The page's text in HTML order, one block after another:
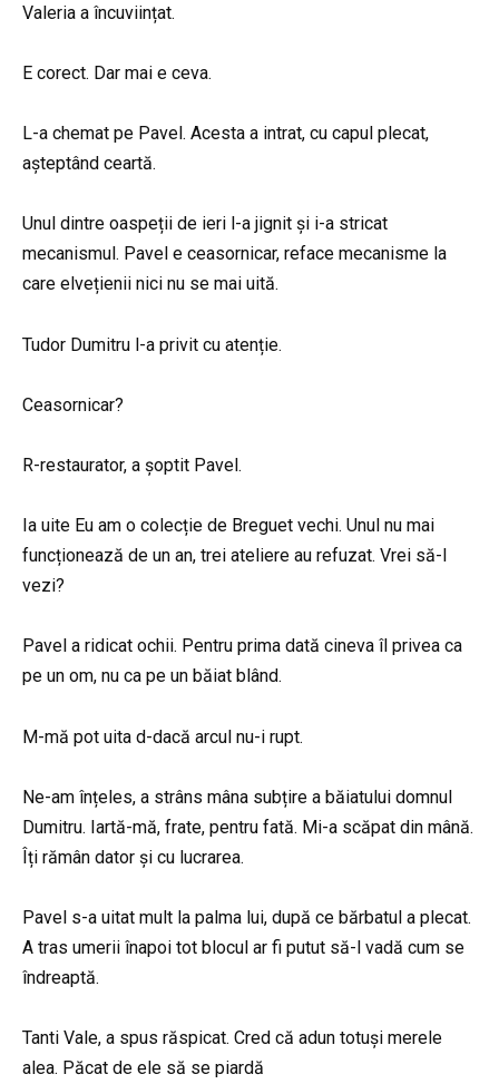
Valeria a încuviințat.
E corect. Dar mai e ceva.
L-a chemat pe Pavel. Acesta a intrat, cu capul plecat,
așteptând ceartă.
Unul dintre oaspeții de ieri l-a jignit și i-a stricat
mecanismul. Pavel e ceasornicar, reface mecanisme la
care elvețienii nici nu se mai uită.
Tudor Dumitru l-a privit cu atenție.
Ceasornicar?
R-restaurator, a șoptit Pavel.
Ia uite Eu am o colecție de Breguet vechi. Unul nu mai
funcționează de un an, trei ateliere au refuzat. Vrei să-l
vezi?
Pavel a ridicat ochii. Pentru prima dată cineva îl privea ca
pe un om, nu ca pe un băiat blând.
M-mă pot uita d-dacă arcul nu-i rupt.
Ne-am înțeles, a strâns mâna subțire a băiatului domnul
Dumitru. Iartă-mă, frate, pentru fată. Mi-a scăpat din mână.
Îți rămân dator și cu lucrarea.
Pavel s-a uitat mult la palma lui, după ce bărbatul a plecat.
A tras umerii înapoi tot blocul ar fi putut să-l vadă cum se
îndreaptă.
Tanti Vale, a spus răspicat. Cred că adun totuși merele
alea. Păcat de ele să se piardă